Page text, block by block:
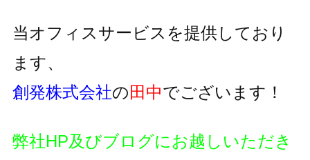
当オフィスサービスを提供しており
ます、
創発株式会社の田中でございます！
弊社HP及びブログにお越しいただき